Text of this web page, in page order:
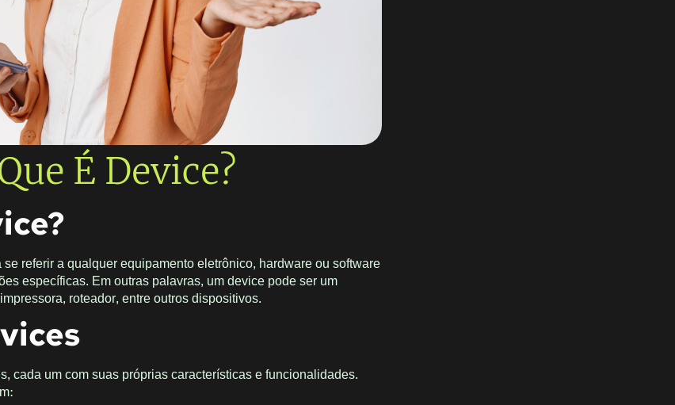
É Device?
referir a qualquer equipamento eletrônico, hardware ou software
específicas. Em outras palavras, um device pode ser um
roteador, entre outros dispositivos.
cada um com suas próprias características e funcionalidades.